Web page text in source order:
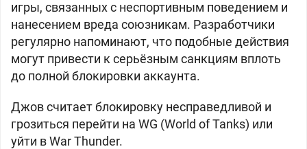
игры, связанных с неспортивным поведением и
нанесением вреда союзникам. Разработчики
регулярно напоминают, что подобные действия
могут привести к серьёзным санкциям вплоть
до полной блокировки аккаунта.
Джов считает блокировку несправедливой и
грозиться перейти на WG (World of Tanks) или
уйти в War Thunder.